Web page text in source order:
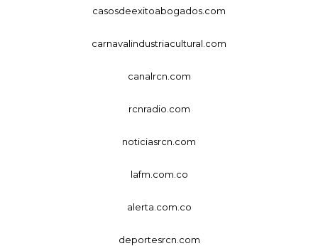
casosdeexitoabogados.com
carnavalindustriacultural.com
canalrcn.com
rcnradio.com
noticiasrcn.com
lafm.com.co
alerta.com.co
deportesrcn.com